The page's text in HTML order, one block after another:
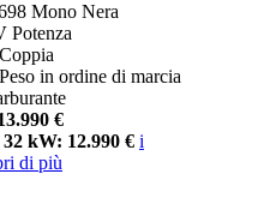
Mono Nera
Potenza
Coppia
Peso in ordine di marcia
€
kW: 12.990 € i
di più